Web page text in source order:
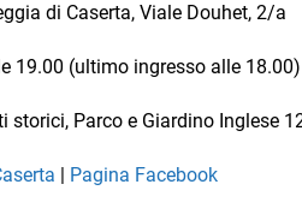
di Caserta, Viale Douhet, 2/a
19.00 (ultimo ingresso alle 18.00)
storici, Parco e Giardino Inglese
| Pagina Facebook